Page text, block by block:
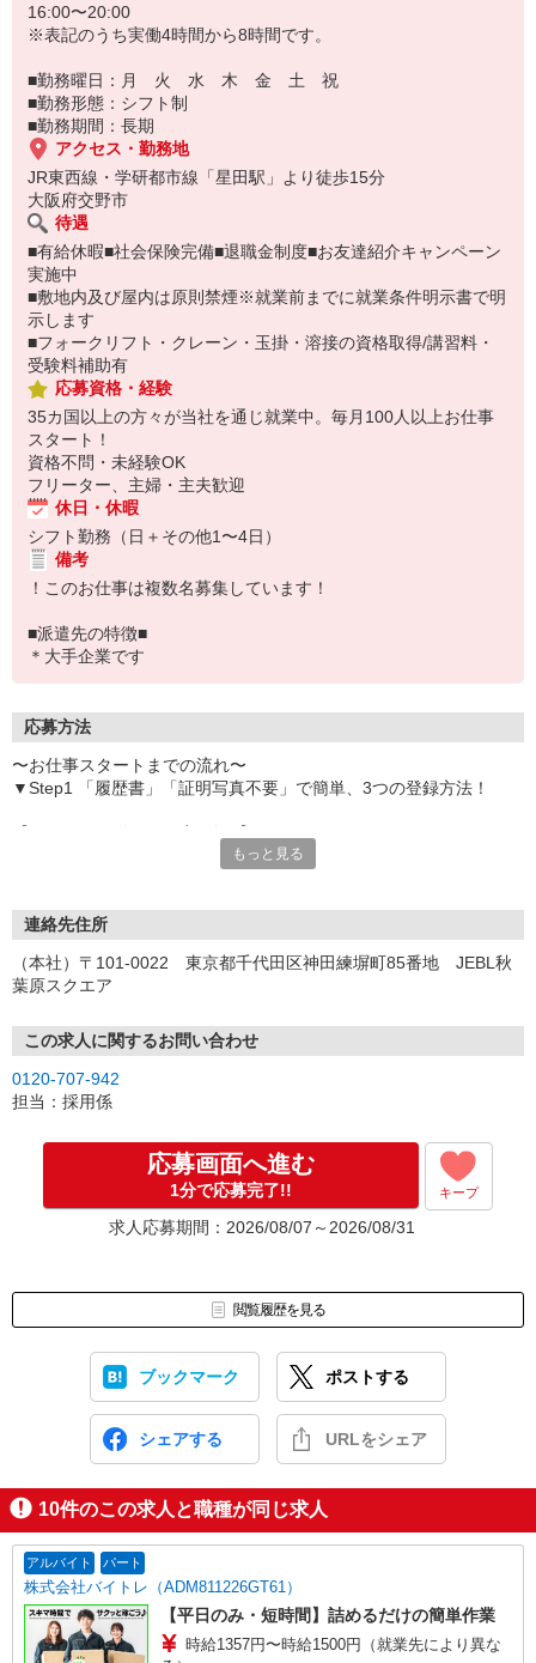
16:00〜20:00
※表記のうち実働4時間から8時間です。
■勤務曜日：月 火 水 木 金 土 祝
■勤務形態：シフト制
■勤務期間：長期
アクセス・勤務地
JR東西線・学研都市線「星田駅」より徒歩15分
大阪府交野市
待遇
■有給休暇■社会保険完備■退職金制度■お友達紹介キャンペーン
実施中
■敷地内及び屋内は原則禁煙※就業前までに就業条件明示書で明
示します
■フォークリフト・クレーン・玉掛・溶接の資格取得/講習料・
受験料補助有
応募資格・経験
35カ国以上の方々が当社を通じ就業中。毎月100人以上お仕事
スタート！
資格不問・未経験OK
フリーター、主婦・主夫歓迎
休日・休暇
シフト勤務（日＋その他1〜4日）
備考
！このお仕事は複数名募集しています！
■派遣先の特徴■
＊大手企業です
応募方法
〜お仕事スタートまでの流れ〜
▼Step1 「履歴書」「証明写真不要」で簡単、3つの登録方法！
いつでも好きな時間に登録OK
受付時間/平日9:00〜19:00
【来場登録（目安1時間30分）】
▼Step2 全国にあるお仕事の中から、あなたにピッタリのお仕事を
ご案内
▼Step3 就業前に職場見学で気になる事はしっかりチェック！
応募⇒最短で2日後からの勤務も可能です！
もっと見る
連絡先住所
（本社）〒101-0022 東京都千代田区神田練塀町85番地 JEBL秋
葉原スクエア
この求人に関するお問い合わせ
0120-707-942
担当：採用係
応募画面へ進む
1分で応募完了!! キープ
求人応募期間：2026/08/07～2026/08/31
閲覧履歴を見る
ブックマーク ポストする
シェアする URLをシェア
10件のこの求人と職種が同じ求人
アルバイト パート
株式会社バイトレ（ADM811226GT61）
【平日のみ・短時間】詰めるだけの簡単作業
時給1357円〜時給1500円（就業先により異な